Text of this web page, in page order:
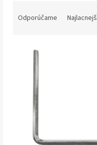
Odporúčame